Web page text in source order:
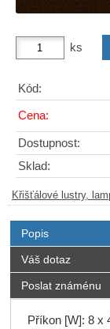
ks
Kód:
Cena:
Dostupnost:
Sklad:
Křišťálové lustry,
Popis
Váš dotaz
Poslat známénu
Příkon [W]: 8 x